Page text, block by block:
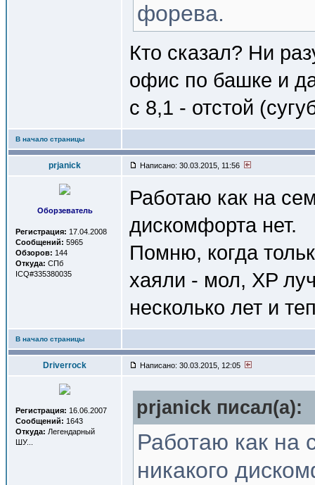
форева.
Кто сказал? Ни
офис по башке и
с 8,1 - отстой
В начало страницы
prjanick Написано: 30.03.2015, 11:56
Оборзеватель
Регистрация: 17.04.2008
Сообщений: 5965
Обзоров: 144
Откуда: СПб
ICQ#335380035
Работаю как на
дискомфорта нет.
Помню, когда
хаяли - мол, XP
несколько лет и
В начало страницы
Driverrock Написано: 30.03.2015, 12:05
Регистрация: 16.06.2007
Сообщений: 1643
Откуда: Легендарный
ШУ...
prjanick писал(a):
Работаю как на
никакого